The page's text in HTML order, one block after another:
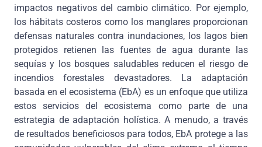
impactos negativos del cambio climático. Por ejemplo,
los hábitats costeros como los manglares proporcionan
defensas naturales contra inundaciones, los lagos bien
protegidos retienen las fuentes de agua durante las
sequías y los bosques saludables reducen el riesgo de
incendios forestales devastadores. La adaptación
basada en el ecosistema (EbA) es un enfoque que utiliza
estos servicios del ecosistema como parte de una
estrategia de adaptación holística. A menudo, a través
de resultados beneficiosos para todos, EbA protege a las